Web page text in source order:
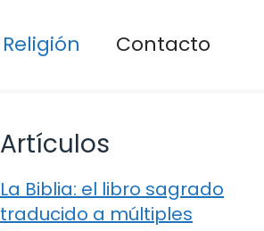
Religión Contacto
Artículos
La Biblia: el libro sagrado
traducido a múltiples